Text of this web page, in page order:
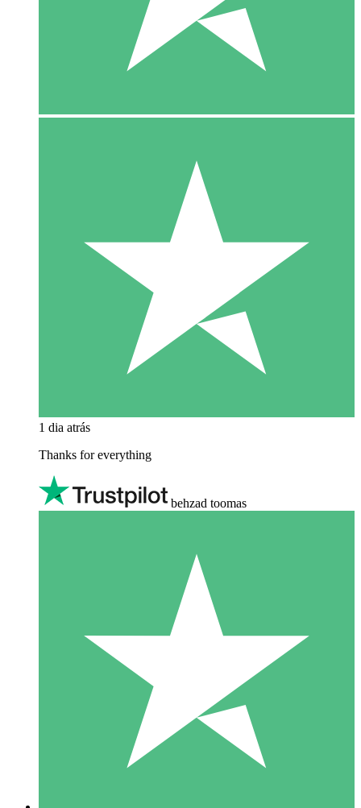
1 dia atrás
Thanks for everything
behzad toomas